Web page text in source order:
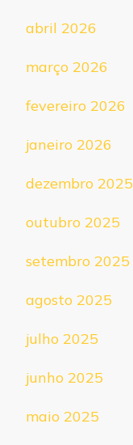
abril 2026
março 2026
fevereiro 2026
janeiro 2026
dezembro 2025
outubro 2025
setembro 2025
agosto 2025
julho 2025
junho 2025
maio 2025